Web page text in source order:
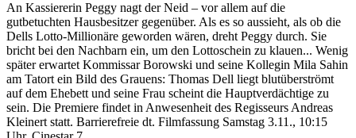
An Kassiererin Peggy nagt der Neid – vor allem auf die
gutbetuchten Hausbesitzer gegenüber. Als es so aussieht, als ob die
Dells Lotto-Millionäre geworden wären, dreht Peggy durch. Sie
bricht bei den Nachbarn ein, um den Lottoschein zu klauen... Wenig
später erwartet Kommissar Borowski und seine Kollegin Mila Sahin
am Tatort ein Bild des Grauens: Thomas Dell liegt blutüberströmt
auf dem Ehebett und seine Frau scheint die Hauptverdächtige zu
sein. Die Premiere findet in Anwesenheit des Regisseurs Andreas
Kleinert statt. Barrierefreie dt. Filmfassung Samstag 3.11., 10:15